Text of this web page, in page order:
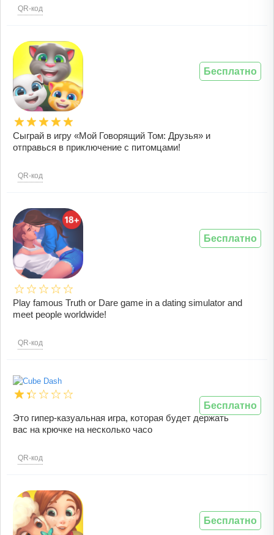
QR-код
Сыграй в игру «Мой Говорящий Том: Друзья» и
отправься в приключение с питомцами!
QR-код
Бесплатно
Play famous Truth or Dare game in a dating simulator and
meet people worldwide!
QR-код
Бесплатно
Это гипер-казуальная игра, которая будет держать
вас на крючке на несколько часо
QR-код
Бесплатно
Бесплатно